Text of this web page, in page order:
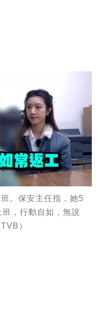
。保安主任指，她5
，行動自如，無說
）